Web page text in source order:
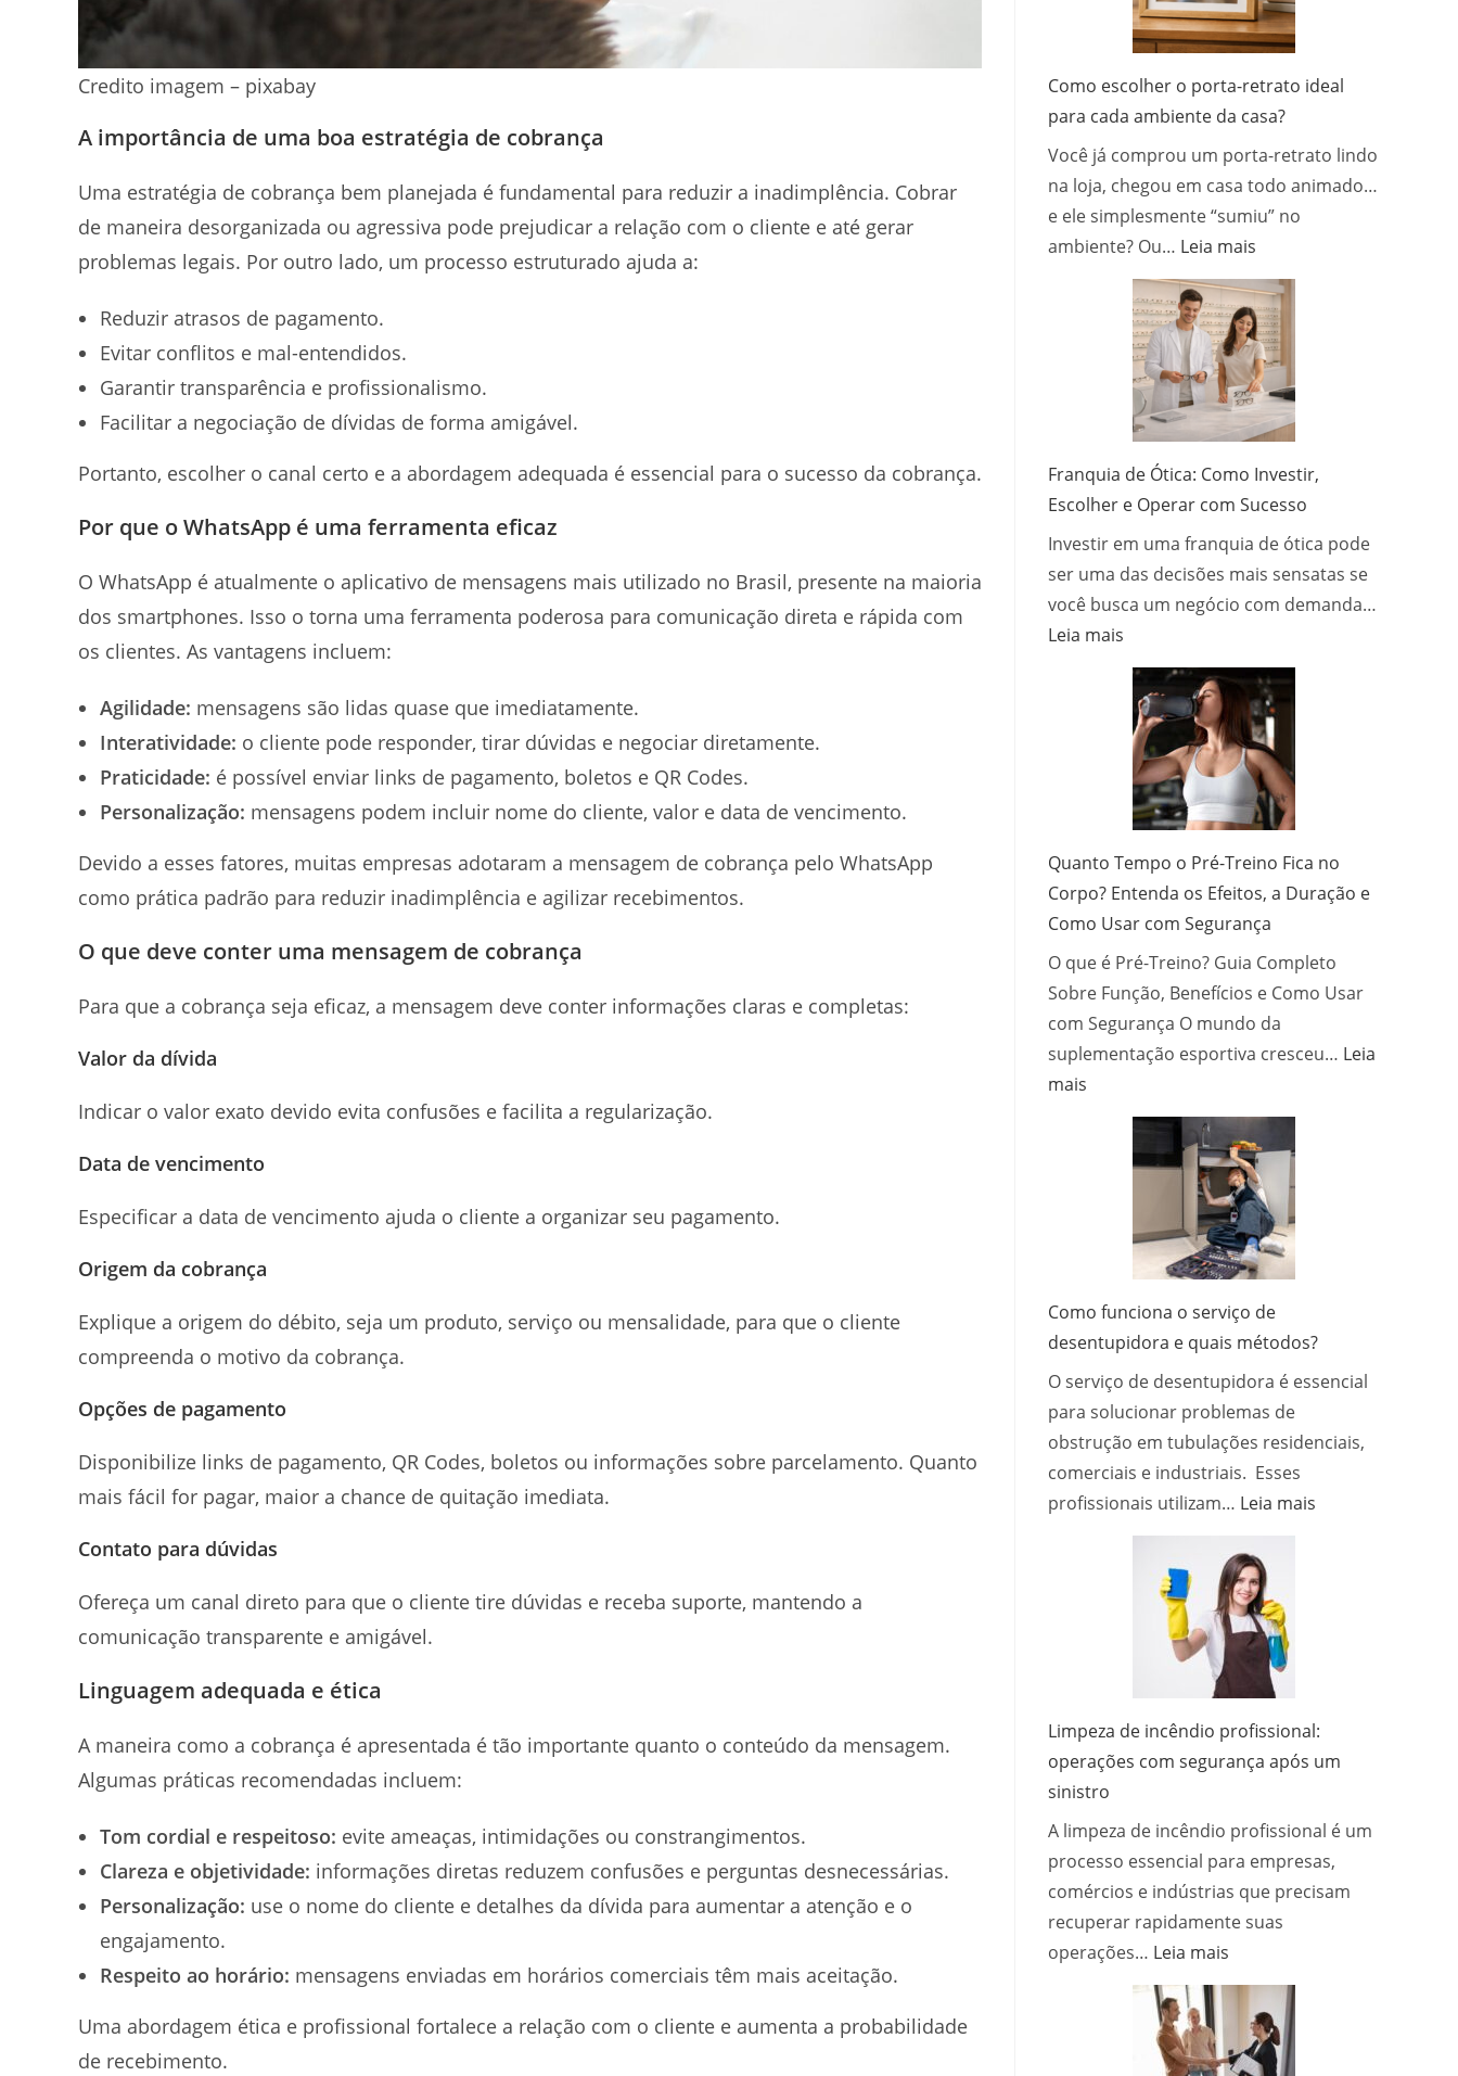
Credito imagem – pixabay
A importância de uma boa estratégia de cobrança
Uma estratégia de cobrança bem planejada é fundamental para reduzir a inadimplência. Cobrar
de maneira desorganizada ou agressiva pode prejudicar a relação com o cliente e até gerar
problemas legais. Por outro lado, um processo estruturado ajuda a:
Reduzir atrasos de pagamento.
Evitar conflitos e mal-entendidos.
Garantir transparência e profissionalismo.
Facilitar a negociação de dívidas de forma amigável.
Portanto, escolher o canal certo e a abordagem adequada é essencial para o sucesso da cobrança.
Por que o WhatsApp é uma ferramenta eficaz
O WhatsApp é atualmente o aplicativo de mensagens mais utilizado no Brasil, presente na maioria
dos smartphones. Isso o torna uma ferramenta poderosa para comunicação direta e rápida com
os clientes. As vantagens incluem:
Agilidade: mensagens são lidas quase que imediatamente.
Interatividade: o cliente pode responder, tirar dúvidas e negociar diretamente.
Praticidade: é possível enviar links de pagamento, boletos e QR Codes.
Personalização: mensagens podem incluir nome do cliente, valor e data de vencimento.
Devido a esses fatores, muitas empresas adotaram a mensagem de cobrança pelo WhatsApp
como prática padrão para reduzir inadimplência e agilizar recebimentos.
O que deve conter uma mensagem de cobrança
Para que a cobrança seja eficaz, a mensagem deve conter informações claras e completas:
Valor da dívida
Indicar o valor exato devido evita confusões e facilita a regularização.
Data de vencimento
Especificar a data de vencimento ajuda o cliente a organizar seu pagamento.
Origem da cobrança
Explique a origem do débito, seja um produto, serviço ou mensalidade, para que o cliente
compreenda o motivo da cobrança.
Opções de pagamento
Disponibilize links de pagamento, QR Codes, boletos ou informações sobre parcelamento. Quanto
mais fácil for pagar, maior a chance de quitação imediata.
Contato para dúvidas
Ofereça um canal direto para que o cliente tire dúvidas e receba suporte, mantendo a
comunicação transparente e amigável.
Linguagem adequada e ética
A maneira como a cobrança é apresentada é tão importante quanto o conteúdo da mensagem.
Algumas práticas recomendadas incluem:
Tom cordial e respeitoso: evite ameaças, intimidações ou constrangimentos.
Clareza e objetividade: informações diretas reduzem confusões e perguntas desnecessárias.
Personalização: use o nome do cliente e detalhes da dívida para aumentar a atenção e o
engajamento.
Respeito ao horário: mensagens enviadas em horários comerciais têm mais aceitação.
Uma abordagem ética e profissional fortalece a relação com o cliente e aumenta a probabilidade
de recebimento.
Dia
das
Como escolher o porta-retrato ideal
para cada ambiente da casa?
Você já comprou um porta-retrato lindo
na loja, chegou em casa todo animado…
e ele simplesmente “sumiu” no
ambiente? Ou… Leia mais
escolher
o
porta-
retrato
ideal
para
ambiente
da
casa?
Franquia de Ótica: Como Investir,
Escolher e Operar com Sucesso
Investir em uma franquia de ótica pode
ser uma das decisões mais sensatas se
você busca um negócio com demanda…
Leia mais
de
Ótica:
Como
Investir,
Escolher
com
Sucesso
Quanto Tempo o Pré-Treino Fica no
Corpo? Entenda os Efeitos, a Duração e
Como Usar com Segurança
O que é Pré-Treino? Guia Completo
Sobre Função, Benefícios e Como Usar
com Segurança O mundo da
suplementação esportiva cresceu… Leia
mais
Entenda
os
Efeitos,
a
Duração
Usar
Como funciona o serviço de
desentupidora e quais métodos?
O serviço de desentupidora é essencial
para solucionar problemas de
obstrução em tubulações residenciais,
comerciais e industriais. Esses
profissionais utilizam… Leia mais
métodos?
Limpeza de incêndio profissional:
operações com segurança após um
sinistro
A limpeza de incêndio profissional é um
processo essencial para empresas,
comércios e indústrias que precisam
recuperar rapidamente suas
operações… Leia mais
incêndio
profissional: